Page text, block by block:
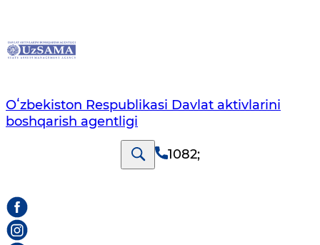
Oʻzbekiston Respublikasi Davlat aktivlarini
boshqarish agentligi
1082;